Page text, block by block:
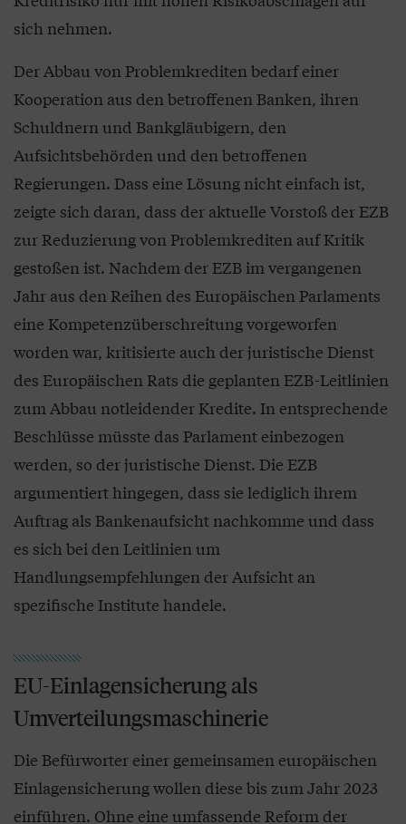
sich nehmen.
Der Abbau von Problemkrediten bedarf einer
Kooperation aus den betroffenen Banken, ihren
Schuldnern und Bankgläubigern, den
Aufsichtsbehörden und den betroffenen
Regierungen. Dass eine Lösung nicht einfach ist,
zeigte sich daran, dass der aktuelle Vorstoß der EZB
zur Reduzierung von Problemkrediten auf Kritik
gestoßen ist. Nachdem der EZB im vergangenen
Jahr aus den Reihen des Europäischen Parlaments
eine Kompetenzüberschreitung vorgeworfen
worden war, kritisierte auch der juristische Dienst
des Europäischen Rats die geplanten EZB-Leitlinien
zum Abbau notleidender Kredite. In entsprechende
Beschlüsse müsste das Parlament einbezogen
werden, so der juristische Dienst. Die EZB
argumentiert hingegen, dass sie lediglich ihrem
Auftrag als Bankenaufsicht nachkomme und dass
es sich bei den Leitlinien um
Handlungsempfehlungen der Aufsicht an
spezifische Institute handele.
EU-Einlagensicherung als
Umverteilungsmaschinerie
Die Befürworter einer gemeinsamen europäischen
Einlagensicherung wollen diese bis zum Jahr 2023
einführen. Ohne eine umfassende Reform der